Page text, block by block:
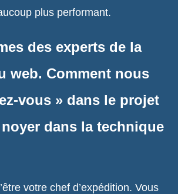
plus performant.
des experts de la
web. Comment nous
vous » dans le projet
dans la technique
votre chef d’expédition. Vous